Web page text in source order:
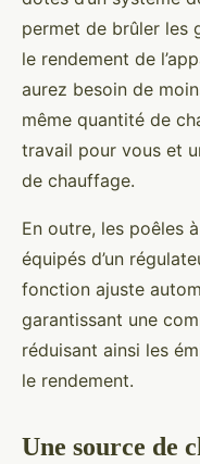
permet de brûler les
le rendement de
aurez besoin de
même quantité de
travail pour vous et
de chauffage.
En outre, les poêles
équipés d’un
fonction ajuste
garantissant une
réduisant ainsi les
le rendement.
Une source de